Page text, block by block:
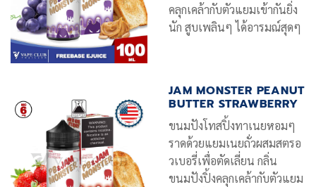
คลุกเคล้ากับตัวแยมเข้ากันยิ่ง
นัก สูบเพลินๆ ได้อารมณ์สุดๆ
JAM MONSTER PEANUT
BUTTER STRAWBERRY
ขนมปังโทสปิ้งทาเนยหอมๆ
ราดด้วยแยมเนยถั่วผสมสตรอ
วเบอรี่เพื่อตัดเลี่ยน กลิ่น
ขนมปังปิ้งคลุกเคล้ากับตัวแยม